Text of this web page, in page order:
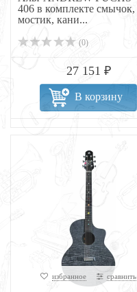
406 в комплекте смычок,
мостик, кани...
(0)
27 151 ₽
В корзину
избранное сравнить